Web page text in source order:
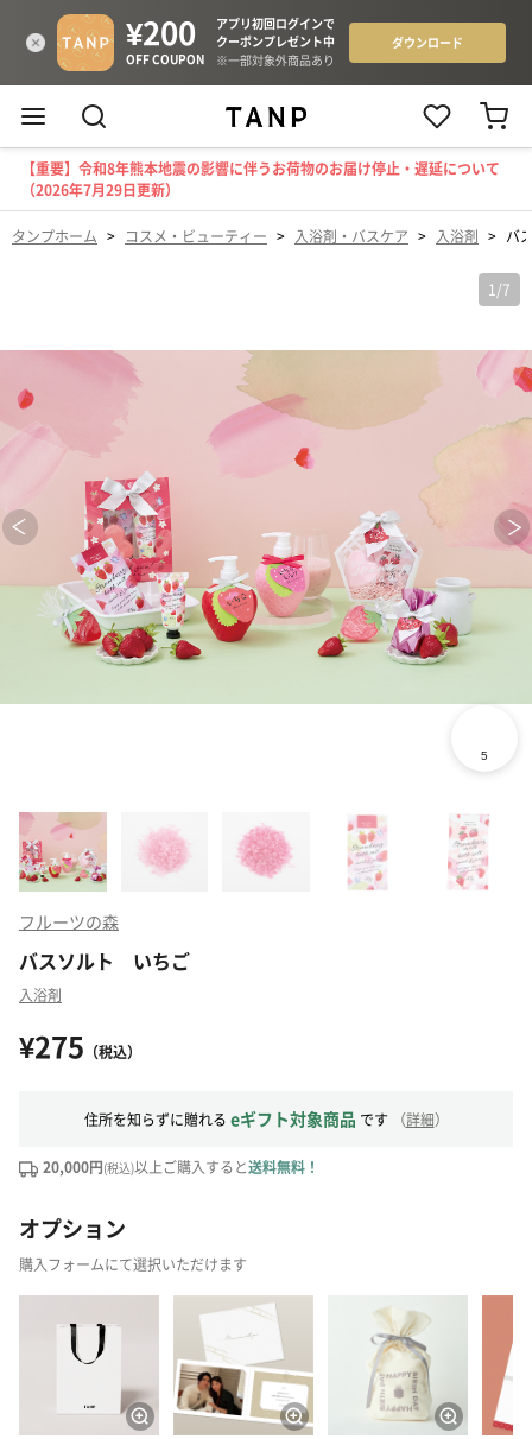
【重要】令和8年熊本地震の影響に伴うお荷物のお届け停止・遅延について
（2026年7月29日更新）
タンプホーム > コスメ・ビューティー > 入浴剤・バスケア > 入浴剤 > バ
1 /7
フルーツの森
バスソルト いちご
入浴剤
¥275 （税込）
住所を知らずに贈れる eギフト対象商品 です （詳細）
20,000円(税込)以上ご購入すると送料無料！
オプション
購入フォームにて選択いただけます